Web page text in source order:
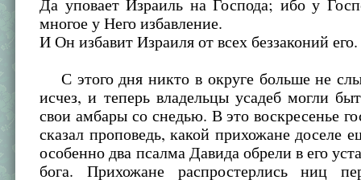
Да уповает Израиль на Господа; ибо у
многое у Него избавление.
И Он избавит Израиля от всех беззаконий его.
С этого дня никто в округе больше не
исчез, и теперь владельцы усадеб могли
свои амбары со снедью. В это воскресенье
сказал проповедь, какой прихожане доселе
особенно два псалма Давида обрели в его
бога. Прихожане распростерлись ниц